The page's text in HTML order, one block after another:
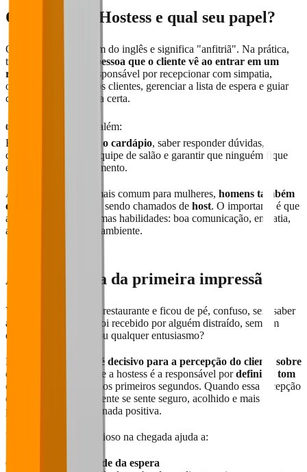
O que é uma Hostess e qual seu papel?
O termo "hostess" vem do inglês e significa "anfitriã". Na prática,
trata-se da
primeira pessoa que o cliente vê ao entrar em um
restaurante
. Ela é responsável por recepcionar com simpatia,
organizar a entrada dos clientes, gerenciar a lista de espera e guiar
cada pessoa até a mesa certa.
👉 Mas a função vai além:
Ela
precisa conhecer o cardápio, saber responder dúvidas,
comunicar-se com a equipe de salão e garantir que ninguém fique
esperando sem atendimento.
Apesar do termo ser mais comum para mulheres, homens também
exercem essa função
, sendo chamados de host. O importante é que
ambos tenham as mesmas habilidades: boa comunicação, empatia,
atenção e domínio do ambiente.
A importância da primeira impressão
Você já entrou em um restaurante e ficou de pé, confuso, sem saber
a quem recorrer? Ou foi recebido por alguém distraído, sem um
olhar de boas-vindas ou qualquer entusiasmo?
Esse momento inicial
é decisivo para a percepção do cliente sobre
o seu restaurante
— e a hostess é a responsável pordefinir o tom
da experiência
logo nos primeiros segundos. Quando essa recepção
é bem executada, o cliente se sente seguro, acolhido e mais
propenso a ter uma jornada positiva.
Um atendimento atencioso na chegada ajuda a:
✅
Reduzir a ansiedade da espera